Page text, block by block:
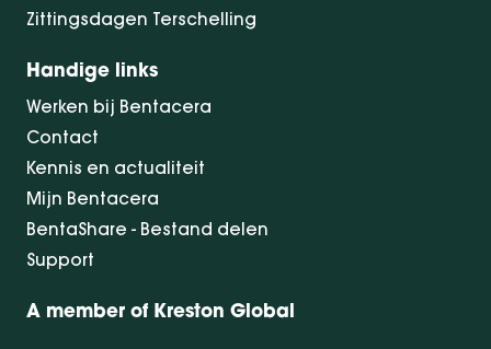
Zittingsdagen Terschelling
Handige links
Werken bij Bentacera
Contact
Kennis en actualiteit
Mijn Bentacera
BentaShare - Bestand delen
Support
A member of Kreston Global